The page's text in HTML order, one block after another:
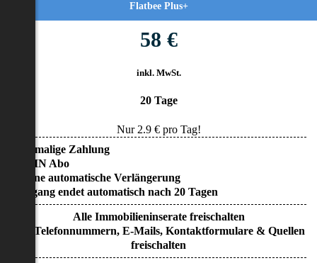
Flatbee Plus+
58 €
inkl. MwSt.
20 Tage
Nur 2.9€ pro Tag!
• Einmalige Zahlung
• KEIN Abo
• Keine automatische Verlängerung
• Zugang endet automatisch nach 20 Tagen
Alle Immobilieninserate freischalten
Alle Telefonnummern, E-Mails, Kontaktformulare & Quellen
freischalten